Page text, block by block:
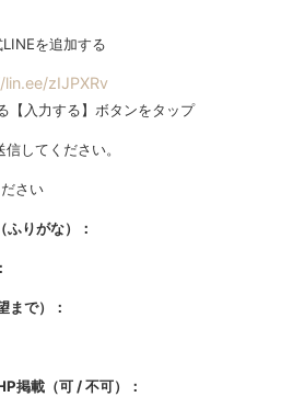
を追加する
zIJPXRv
【入力する】ボタンをタップ
してください。
さい
ふりがな）：
まで）：
掲載（可 / 不可）：